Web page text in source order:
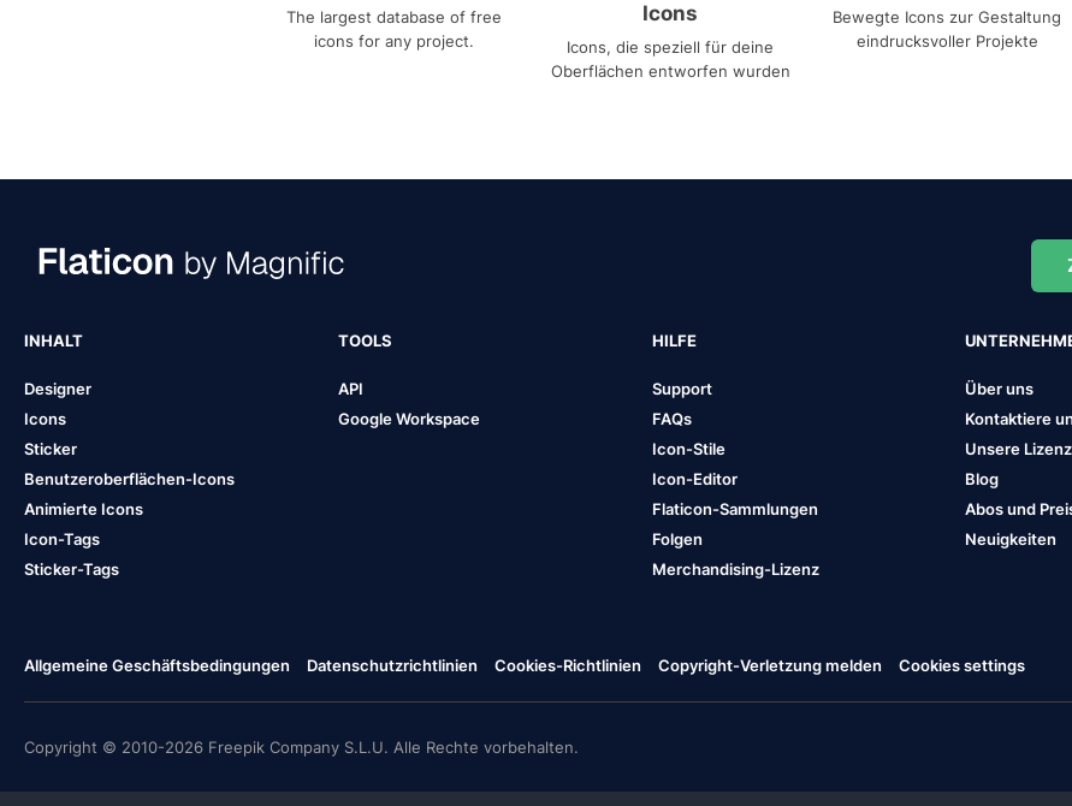
The largest database of free
icons for any project.
Icons
Icons, die speziell für deine
Oberflächen entworfen wurden
Bewegte Icons zur Gestaltung
eindrucksvoller Projekte
INHALT
Designer
Icons
Sticker
Benutzeroberflächen-Icons
Animierte Icons
Icon-Tags
Sticker-Tags
TOOLS
API
Google Workspace
HILFE
Support
FAQs
Icon-Stile
Icon-Editor
Flaticon-Sammlungen
Folgen
Merchandising-Lizenz
Über uns
Kontaktiere
Unsere Lizenz
Blog
Abos und
Neuigkeiten
Allgemeine Geschäftsbedingungen Datenschutzrichtlinien Cookies-Richtlinien Copyright-Verletzung melden Cookies settings
Copyright © 2010-2026 Freepik Company S.L.U. Alle Rechte vorbehalten.